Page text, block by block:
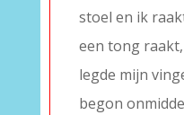
stoel en ik
een tong
legde mijn
begon